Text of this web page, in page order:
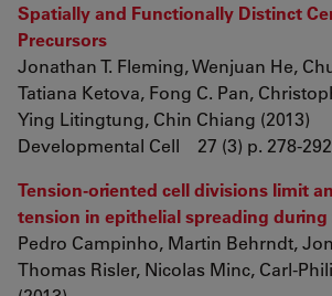
Spatially and Functionally Distinct
Precursors
Jonathan T. Fleming, Wenjuan He,
Tatiana Ketova, Fong C. Pan,
Ying Litingtung, Chin Chiang (2013)
Developmental Cell 27 (3) p. 278-292
Tension-oriented cell divisions limit
tension in epithelial spreading
Pedro Campinho, Martin Behrndt,
Thomas Risler, Nicolas Minc, Carl-